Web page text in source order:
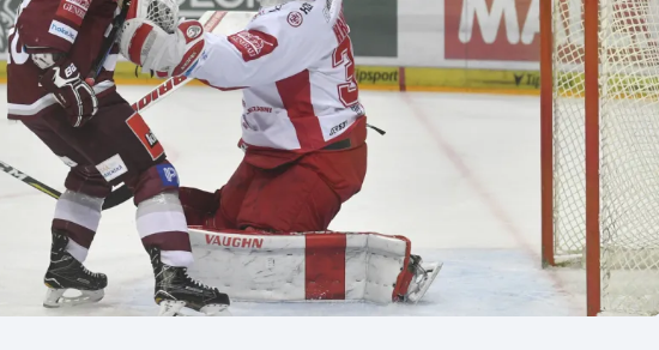
Curling
Dostihy
Florbal
Futsal
Golf
Gymnastika
Moderní pětiboj
Motorsport
Olympijské hry
Parasport
Plavání
Plážový volejbal
Triatlon
Veslování
Vodní slalom
Volejbal
Ostatní